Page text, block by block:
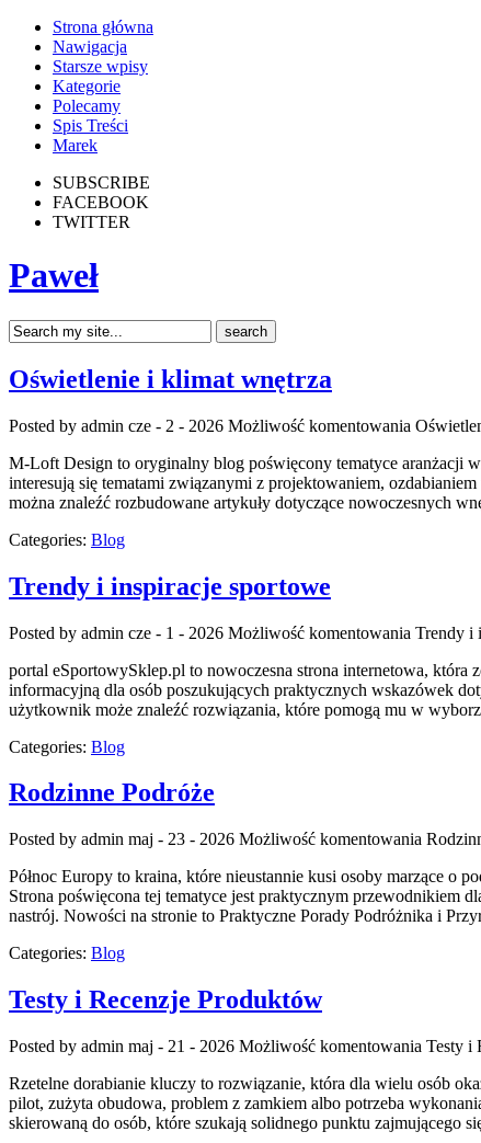
Strona główna
Nawigacja
Starsze wpisy
Kategorie
Polecamy
Spis Treści
Marek
SUBSCRIBE
FACEBOOK
TWITTER
Paweł
Oświetlenie i klimat wnętrza
Posted by admin cze - 2 - 2026 Możliwość komentowania
M-Loft Design to oryginalny blog poświęcony tematyce aranżacji
interesują się tematami związanymi z projektowaniem,
można znaleźć rozbudowane artykuły dotyczące nowoczesnych
Categories: Blog
Trendy i inspiracje sportowe
Posted by admin cze - 1 - 2026 Możliwość komentowania Trendy i
portal eSportowySklep.pl to nowoczesna strona internetowa, która
informacyjną dla osób poszukujących praktycznych wskazówek
użytkownik może znaleźć rozwiązania, które pomogą mu w
Categories: Blog
Rodzinne Podróże
Posted by admin maj - 23 - 2026 Możliwość komentowania
Północ Europy to kraina, które nieustannie kusi osoby marzące o
Strona poświęcona tej tematyce jest praktycznym przewodnikiem
nastrój. Nowości na stronie to Praktyczne Porady Podróżnika i
Categories: Blog
Testy i Recenzje Produktów
Posted by admin maj - 21 - 2026 Możliwość komentowania Testy i
Rzetelne dorabianie kluczy to rozwiązanie, która dla wielu osób
pilot, zużyta obudowa, problem z zamkiem albo potrzeba
skierowaną do osób, które szukają solidnego punktu zajmującego